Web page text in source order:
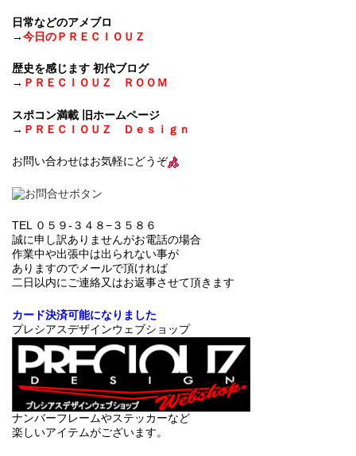
日常などのアメブロ
→今日のＰＲＥＣＩＯＵＺ
歴史を感じます 初代ブログ
→ ＰＲＥＣＩＯＵＺ ＲＯＯＭ
スポコン満載 旧ホームページ
→ ＰＲＥＣＩＯＵＺ Ｄｅｓｉｇｎ
お問い合わせはお気軽にどうぞ
TEL ０５９-３４８−３５８６
誠に申し訳ありませんがお電話の場合
作業中や出張中は出られない事が
ありますのでメールで頂ければ
二日以内にご連絡又はお返事させて頂きます
カード決済可能になりました
プレシアスデザインウェブショップ
ナンバーフレームやステッカーなど
楽しいアイテムがございます。